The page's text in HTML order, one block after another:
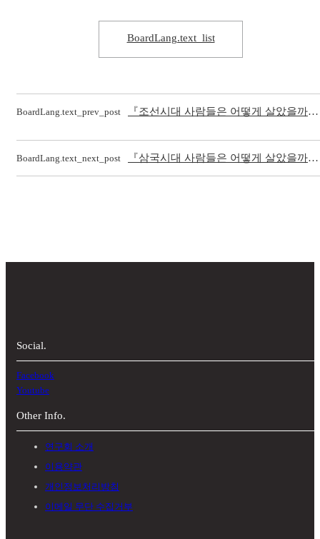
BoardLang.text_list
BoardLang.text_prev_post 『조선시대 사람들은 어떻게 살았을까』1~2(현북스, 2022)
BoardLang.text_next_post 『삼국시대 사람들은 어떻게 살았을까』1~2(현북스, 2022)
Other Info.
연구회 소개
이용약관
개인정보처리방침
이메일 무단 수집거부
Social.
Facebook
Youtube